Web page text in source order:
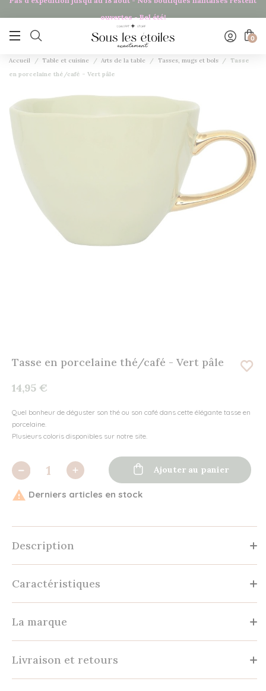
Panneau de gestion des cookies
ouvertes - Bel été!
 0
Accueil Table et cuisine Arts de la table Tasses, mugs et bols
Tasse
en porcelaine thé/café - Vert pâle
Tasse en porcelaine thé/café - Vert pâle
14,95 €
Quel bonheur de déguster son thé ou son café dans cette élégante tasse en
porcelaine.
Plusieurs coloris disponibles sur notre site.
 Ajouter au panier
 Derniers articles en stock
Description
Caractéristiques
La marque
Livraison et retours